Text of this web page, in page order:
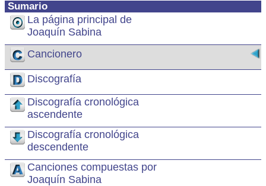
Sumario
La página principal de
Joaquín Sabina
Cancionero
Discografía
Discografía cronológica
ascendente
Discografía cronológica
descendente
Canciones compuestas por
Joaquín Sabina